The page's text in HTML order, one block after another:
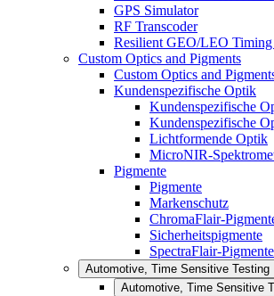
GPS Simulator
RF Transcoder
Resilient GEO/LEO Timing
Custom Optics and Pigments
Custom Optics and
Kundenspezifische Optik
Kundenspezifische
Kundenspezifische
Lichtformende Optik
MicroNIR-
Pigmente
Pigmente
Markenschutz
ChromaFlair-
Sicherheitspigmente
SpectraFlair-Pigmente
Automotive, Time Sensitive Testing
Automotive, Time Sensitive